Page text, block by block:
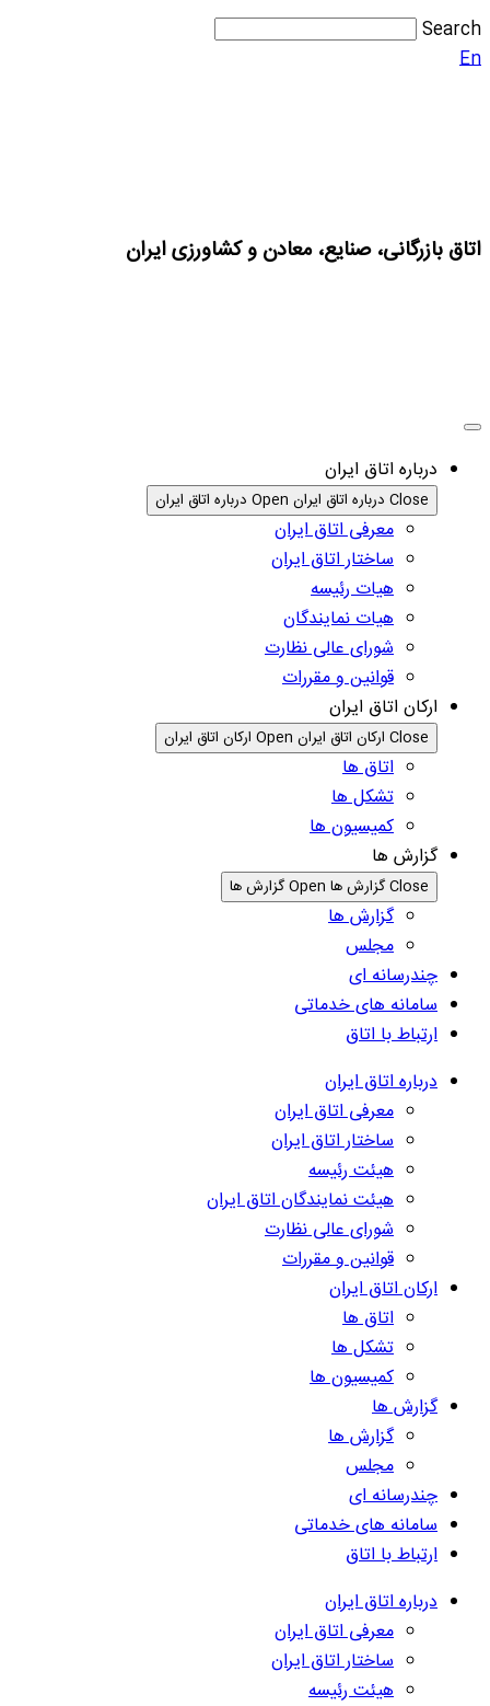
Search
En
اتاق بازرگانی، صنایع، معادن و کشاورزی ایران
درباره اتاق ایران
Close درباره اتاق ایران Open درباره اتاق ایران
معرفی اتاق ایران
ساختار اتاق ایران
هیات رئیسه
هیات نمایندگان
شورای عالی نظارت
قوانین و مقررات
ارکان اتاق ایران
Close ارکان اتاق ایران Open ارکان اتاق ایران
اتاق ها
تشکل ها
کمیسیون ها
گزارش ها
Close گزارش ها Open گزارش ها
گزارش ها
مجلس
چندرسانه ای
سامانه های خدماتی
ارتباط با اتاق
درباره اتاق ایران
معرفی اتاق ایران
ساختار اتاق ایران
هیئت رئیسه
هیئت نمایندگان اتاق ایران
شورای عالی نظارت
قوانین و مقررات
ارکان اتاق ایران
اتاق ها
تشکل ها
کمیسیون ها
گزارش ها
گزارش ها
مجلس
چندرسانه ای
سامانه های خدماتی
ارتباط با اتاق
درباره اتاق ایران
معرفی اتاق ایران
ساختار اتاق ایران
هیئت رئیسه